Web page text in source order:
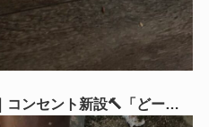
コンセント新設🔨「どーー